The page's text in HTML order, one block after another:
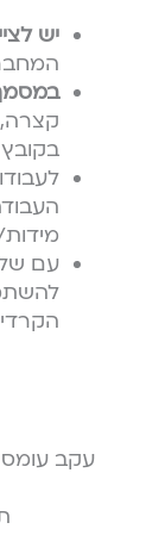
יש
קצרה,
בקובץ
עם
עקב עומס